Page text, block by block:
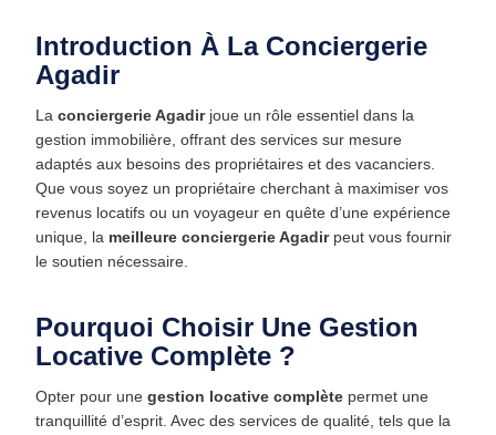
Introduction À La Conciergerie
Agadir
La conciergerie Agadirjoue un rôle essentiel dans la
gestion immobilière, offrant des services sur mesure
adaptés aux besoins des propriétaires et des vacanciers.
Que vous soyez un propriétaire cherchant à maximiser vos
revenus locatifs ou un voyageur en quête d’une expérience
unique, la meilleure conciergerie Agadirpeut vous fournir
le soutien nécessaire.
Pourquoi Choisir Une Gestion
Locative Complète ?
Opter pour une gestion locative complète permet une
tranquillité d’esprit. Avec des services de qualité, tels que la